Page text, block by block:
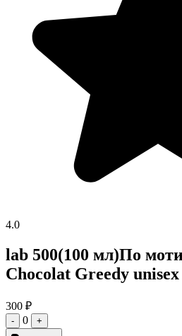
4.0
lab 500(100 мл)По
Chocolat Greedy unisex
300 ₽
- 0 +